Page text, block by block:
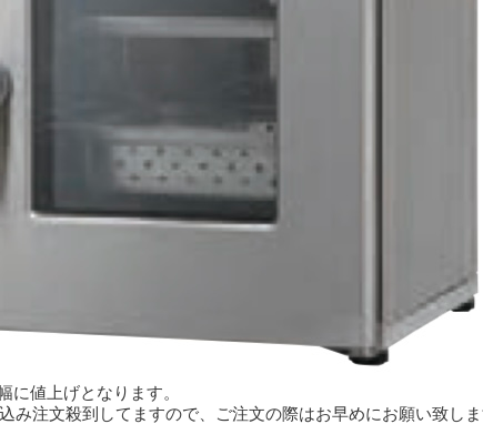
に値上げとなります。
み注文殺到してますので、ご注文の際はお早めにお願い致し